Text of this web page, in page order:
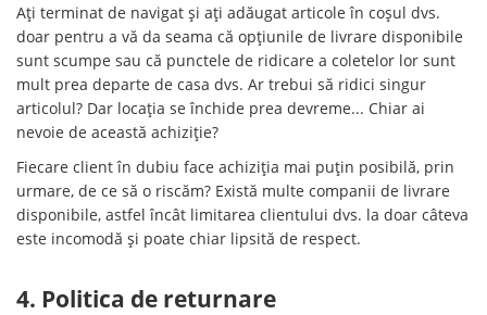
Ați terminat de navigat și ați adăugat articole în coșul dvs.
doar pentru a vă da seama că opțiunile de livrare disponibile
sunt scumpe sau că punctele de ridicare a coletelor lor sunt
mult prea departe de casa dvs. Ar trebui să ridici singur
articolul? Dar locația se închide prea devreme... Chiar ai
nevoie de această achiziție?
Fiecare client în dubiu face achiziția mai puțin posibilă, prin
urmare, de ce să o riscăm? Există multe companii de livrare
disponibile, astfel încât limitarea clientului dvs. la doar câteva
este incomodă și poate chiar lipsită de respect.
4. Politica de returnare